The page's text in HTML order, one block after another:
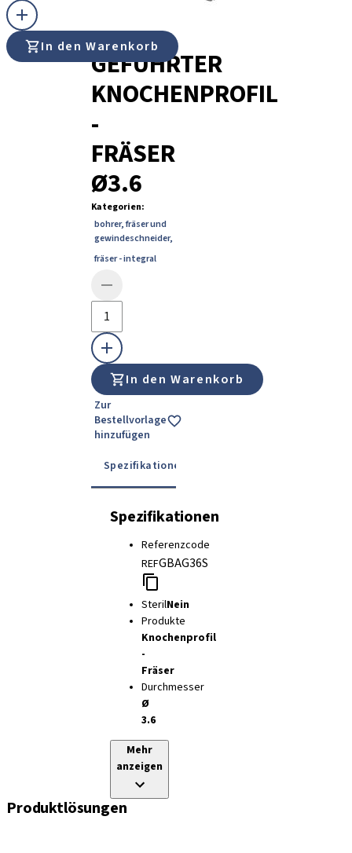
In den Warenkorb
GEFÜHRTER
KNOCHENPROFIL
-
FRÄSER
Ø3.6
Kategorien:
bohrer, fräser und
gewindeschneider,
fräser - integral
In den Warenkorb
Zur
Bestellvorlage
hinzufügen
Spezifikationen
Spezifikationen
Referenzcode
REFGBAG36S
SterilNein
Produkte
Knochenprofil
-
Fräser
Durchmesser
Ø
3.6
Mehr
anzeigen
Produktlösungen